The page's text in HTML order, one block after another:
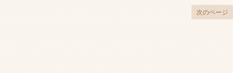
次のページ